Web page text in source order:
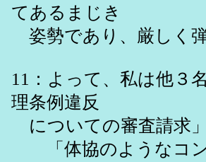
てあるまじき
姿勢であり、厳しく
11：よって、私は他３
理条例違反
についての審査請求
「体協のようなコン